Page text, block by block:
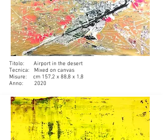
Titolo: Airport in the desert
Tecnica: Mixed on canvas
Misure: cm 157,2 x 88,8 x 1,8
Anno: 2020